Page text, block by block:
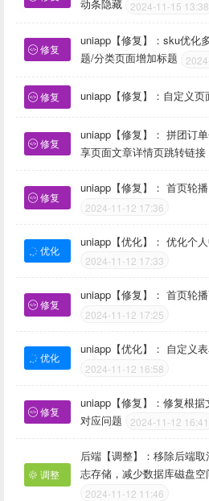
动条隐藏 2024-11-15 13:38
修复
uniapp【修复】：sku优化
题/分类页面增加标题
修复 uniapp【修复】：自定义页
修复
uniapp【修复】： 拼团订
享页面文章详情页跳转链接
修复
uniapp【修复】： 首页轮
2024-11-12 17:36
优化
uniapp【优化】： 优化个
2024-11-12 17:33
修复
uniapp【修复】： 首页轮
2024-11-12 17:25
优化
uniapp【优化】： 自定义
2024-11-12 16:58
修复
uniapp【修复】：修复根
对应问题
2024-11-12 16:41
调整
后端【调整】：移除后端
志存储，减少数据库磁盘空
2024-11-12 11:46